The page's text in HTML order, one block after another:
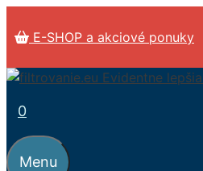
na
E-SHOP a akciové ponuky
0
Menu